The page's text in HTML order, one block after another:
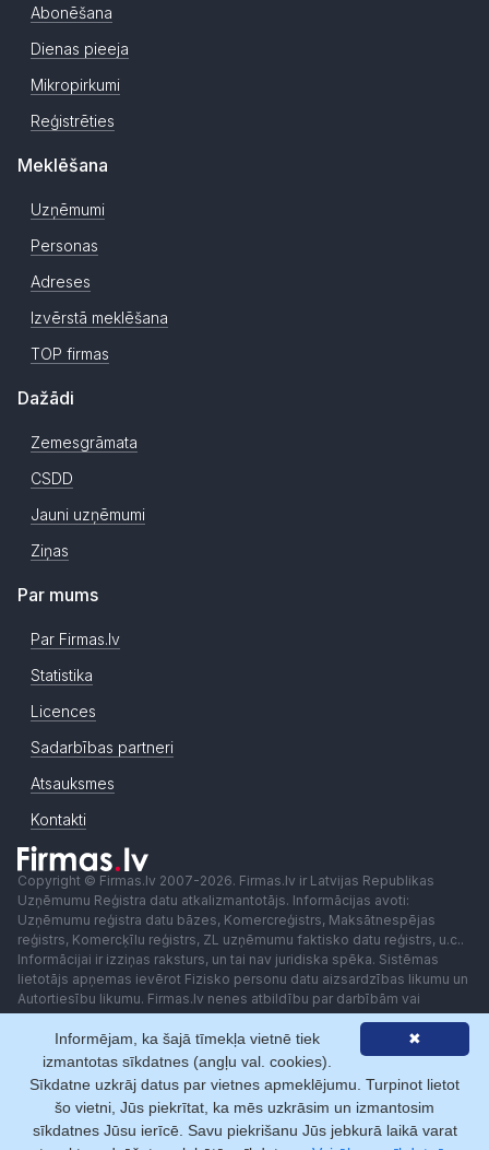
Abonēšana
Dienas pieeja
Mikropirkumi
Reģistrēties
Meklēšana
Uzņēmumi
Personas
Adreses
Izvērstā meklēšana
TOP firmas
Dažādi
Zemesgrāmata
CSDD
Jauni uzņēmumi
Ziņas
Par mums
Par Firmas.lv
Statistika
Licences
Sadarbības partneri
Atsauksmes
Kontakti
Copyright © Firmas.lv 2007-2026. Firmas.lv ir Latvijas Republikas
Uzņēmumu Reģistra datu atkalizmantotājs. Informācijas avoti:
Uzņēmumu reģistra datu bāzes, Komercreģistrs, Maksātnespējas
reģistrs, Komercķīlu reģistrs, ZL uzņēmumu faktisko datu reģistrs, u.c..
Informācijai ir izziņas raksturs, un tai nav juridiska spēka. Sistēmas
lietotājs apņemas ievērot Fizisko personu datu aizsardzības likumu un
Autortiesību likumu. Firmas.lv nenes atbildību par darbībām vai
lēmumiem, kas balstīti uz saņemto pakalpojumu. Lietotājam aizliegts
izmantot jebkādas automatizētas sistēmas vai iekārtas (robotus)
piekļuvei sistēmai bez rakstiskas saskaņošanas ar Firmas.lv. Galvenā
redaktore: Ingūna Pempere.
Lietošanas noteikumi
Privātuma politika Norēķini ar
✖
Informējam, ka šajā tīmekļa vietnē tiek
izmantotas sīkdatnes (angļu val. cookies).
Sīkdatne uzkrāj datus par vietnes apmeklējumu. Turpinot lietot
šo vietni, Jūs piekrītat, ka mēs uzkrāsim un izmantosim
sīkdatnes Jūsu ierīcē. Savu piekrišanu Jūs jebkurā laikā varat